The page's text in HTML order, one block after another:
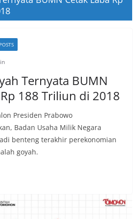
Ternyata BUMN
188 Triliun di 2018
Presiden Prabowo
Badan Usaha Milik Negara
benteng terakhir perekonomian
goyah.